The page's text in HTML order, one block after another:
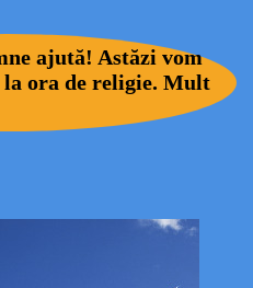
ajută! Astăzi vom
la ora de religie. Mult